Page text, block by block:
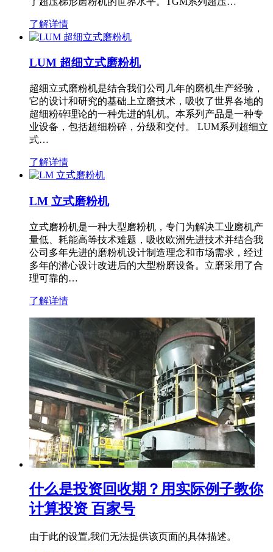
了解详情
LUM 超细立式磨粉机
超细立式磨粉机是结合我们公司几年的磨机生产经验，
它的设计和研究的基础上立磨技术，吸收了世界各地的
超细粉碎理论的一种先进的轧机。本系列产品是一种专
业设备，包括超细粉碎，分级和交付。 LUM系列超细立
式…
了解详情
LM 立式磨粉机
立式磨粉机是一种大型磨粉机，专门为解决工业磨机产
量低、耗能高等技术难题，吸收欧洲先进技术并结合我
公司多年先进的磨粉机设计制造理念和市场需求，经过
多年的潜心设计改进后的大型粉磨设备。立磨采用了合
理可靠的…
了解详情
什么是投资回收期？用实际例子教你
计算投资 百家号
由于此的设置,我们无法提供该页面的具体描述。